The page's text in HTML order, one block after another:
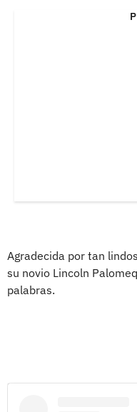
Agradecida por tan
su novio Lincoln
palabras.